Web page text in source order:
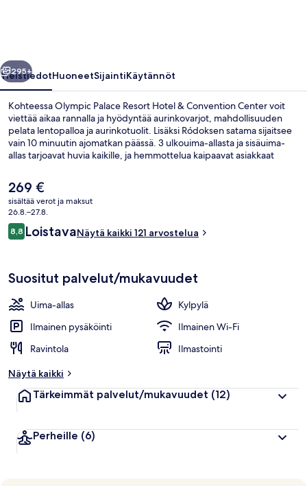
valokuvagalleria
Seuraava
295+
YleistiedotHuoneetSijaintiKäytännöt
Kohteessa Olympic Palace Resort Hotel & Convention Center voit
viettää aikaa rannalla ja hyödyntää aurinkovarjot, mahdollisuuden
pelata lentopalloa ja aurinkotuolit. Lisäksi Ródoksen satama sijaitsee
vain 10 minuutin ajomatkan päässä. 3 ulkouima-allasta ja sisäuima-
allas tarjoavat huvia kaikille, ja hemmottelua kaipaavat asiakkaat
vartalokääreistä ja kasvohoidoista. Elea Main Restaurant, yksi 6
ravintolasta, tarjoilee aamiaisen, lounaan ja illallisen. Muihin tämän
luksusluokan hotellin mukavuuksiin kuuluvat 4 baaria/loungea,
maksuton lastenkerho ja allasbaari.
Nykyinen
hinta
on
269 €
269 €
sisältää verot ja maksut
26.8.–27.8.
Arvostelut
8,88,8 kautta 10.
LoistavaNäytä kaikki 121 arvostelua
Suositut palvelut/mukavuudet
Uima-allas
Kylpylä
Ilmainen pysäköinti
Ilmainen Wi-Fi
Ravintola
Ilmastointi
Näytä kaikki
Tärkeimmät palvelut/mukavuudet (12)
Perheille (6)